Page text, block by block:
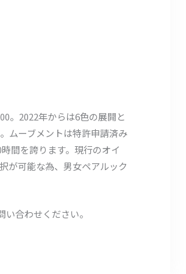
。2022年からは6色の展開と
ムーブメントは特許申請済み
間を誇ります。現行のオイ
が可能な為、男女ペアルック
合わせください。